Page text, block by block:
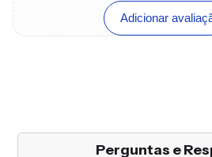
Adicionar
Perguntas e